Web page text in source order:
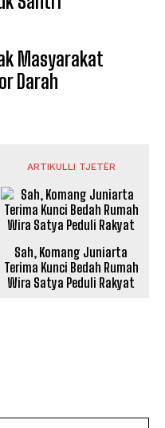
Masyarakat
Darah
ARTIKULLI TJETËR
Sah, Komang Juniarta
Terima Kunci Bedah Rumah
Wira Satya Peduli Rakyat